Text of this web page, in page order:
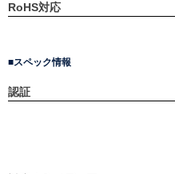
RoHS対応
スペック情報
認証